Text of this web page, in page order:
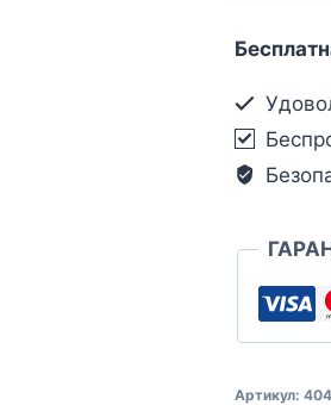
Артикул: